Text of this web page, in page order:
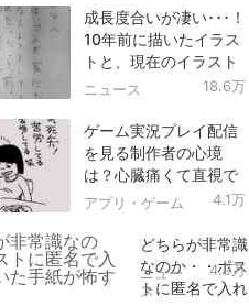
成長度合いが凄い･･･！
10年前に描いたイラス
トと、現在のイラスト
を投稿したツイートが
ニュース 18.6万
ゲーム実況プレイ配信
を見る制作者の心境
は？心臓痛くて直視で
きなかった！
アプリ・ゲーム 4.1万
どちらが非常識
なのか・・ポス
トに匿名で入れ
ニュー
ス
4.9万